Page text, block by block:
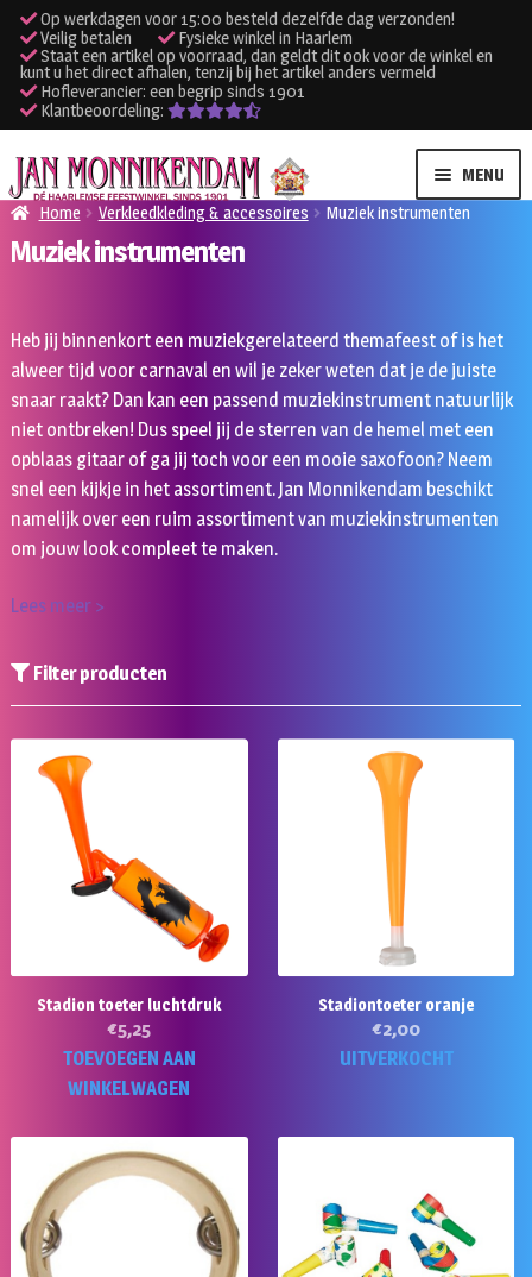
Op werkdagen voor 15:00 besteld dezelfde dag verzonden!
Veilig betalen
Fysieke winkel in Haarlem
Staat een artikel op voorraad, dan geldt dit ook voor de winkel en
kunt u het direct afhalen, tenzij bij het artikel anders vermeld
Hofleverancier: een begrip sinds 1901
Klantbeoordeling:
Ga
door
naar
navigatie
Ga
naar
de
inhoud
MENU
Verhuur kleding
Onze winkel
Klantenservice
Inloggen
Home Verkleedkleding & accessoires Muziek instrumenten
Muziek instrumenten
Heb jij binnenkort een muziekgerelateerd themafeest of is het
alweer tijd voor carnaval en wil je zeker weten dat je de juiste
snaar raakt? Dan kan een passend muziekinstrument natuurlijk
niet ontbreken! Dus speel jij de sterren van de hemel met een
opblaas gitaar of ga jij toch voor een mooie saxofoon? Neem
snel een kijkje in het assortiment. Jan Monnikendam beschikt
namelijk over een ruim assortiment van muziekinstrumenten
om jouw look compleet te maken.
Lees meer >
Filter producten
Stadion toeter luchtdruk
€5,25
TOEVOEGEN AAN
WINKELWAGEN
Stadiontoeter oranje
€2,00
UITVERKOCHT